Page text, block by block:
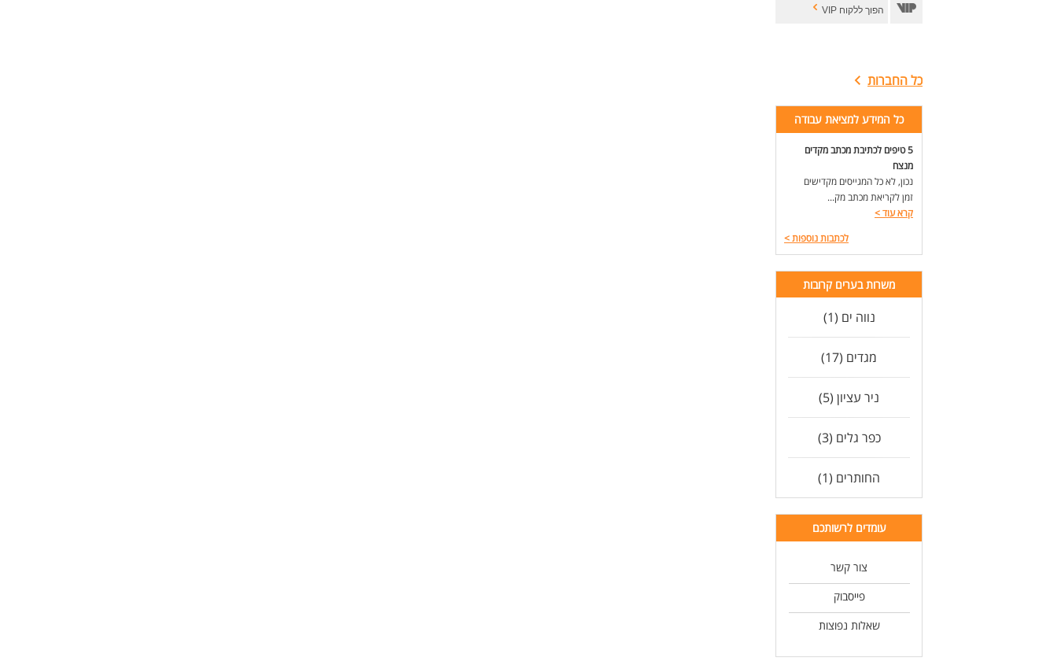
הפוך ללקוח VIP
כל החברות
כל המידע למציאת עבודה
5 טיפים לכתיבת מכתב מקדים
מנצח
נכון, לא כל המגייסים מקדישים
זמן לקריאת מכתב מק...
קרא עוד>
לכתבות נוספות>
משרות בערים קרובות
נווה ים (1)
מגדים (17)
ניר עציון (5)
כפר גלים (3)
החותרים (1)
עומדים לרשותכם
צור קשר
פייסבוק
שאלות נפוצות